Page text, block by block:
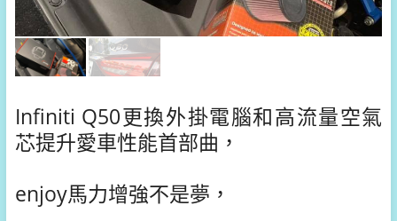
Infiniti Q50更換外掛電腦和高流量空氣
芯提升愛車性能首部曲，
enjoy馬力增強不是夢，